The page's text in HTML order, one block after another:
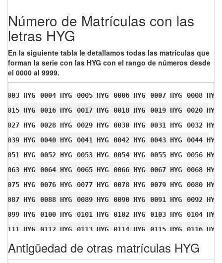
Número de Matrículas con las
letras HYG
En la siguiente tabla le detallamos todas las matrículas que
forman la serie con las HYG con el rango de números desde
el 0000 al 9999.
0003 HYG 0004 HYG 0005 HYG 0006 HYG 0007 HYG
0008 HYG
0015 HYG
0016 HYG 0017 HYG 0018 HYG 0019 HYG
0020 HYG
0027 HYG
0028 HYG 0029 HYG 0030 HYG 0031 HYG
0032 HYG
0039 HYG
0040 HYG 0041 HYG 0042 HYG 0043 HYG
0044 HYG
0051 HYG
0052 HYG 0053 HYG 0054 HYG 0055 HYG
0056 HYG
0063 HYG
0064 HYG 0065 HYG 0066 HYG 0067 HYG
0068 HYG
0075 HYG
0076 HYG 0077 HYG 0078 HYG 0079 HYG
0080 HYG
0087 HYG
0088 HYG 0089 HYG 0090 HYG 0091 HYG
0092 HYG
0099 HYG
0100 HYG 0101 HYG 0102 HYG 0103 HYG
0104 HYG
0111 HYG
0112 HYG 0113 HYG 0114 HYG 0115 HYG
0116 HYG
0123 HYG
0124 HYG 0125 HYG 0126 HYG 0127 HYG
0128 HYG
0135 HYG
0136 HYG 0137 HYG 0138 HYG 0139 HYG
0140 HYG
Antigüedad de otras matrículas HYG